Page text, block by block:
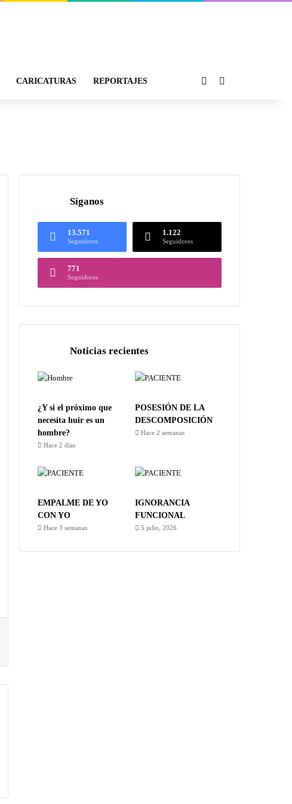
CARICATURAS REPORTAJES
Síganos
13.571
Seguidores
1.122
Seguidores
771
Seguidores
Noticias recientes
¿Y si el próximo que
necesita huir es un
hombre?
Hace 2 días
POSESIÓN DE LA
DESCOMPOSICIÓN
Hace 2 semanas
EMPALME DE YO
CON YO
Hace 3 semanas
IGNORANCIA
FUNCIONAL
5 julio, 2026